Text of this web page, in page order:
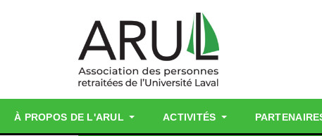
À PROPOS DE L'ARUL ACTIVITÉS